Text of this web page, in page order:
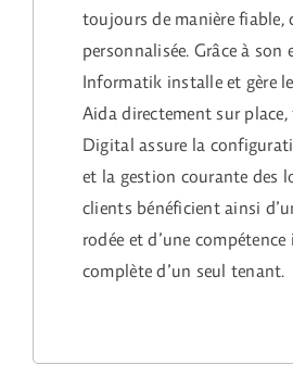
toujours de manière fiable,
personnalisée. Grâce à son
Informatik installe et gère
Aida directement sur
Digital assure la
et la gestion courante des
clients bénéficient ainsi
rodée et d’une
complète d’un seul tenant.